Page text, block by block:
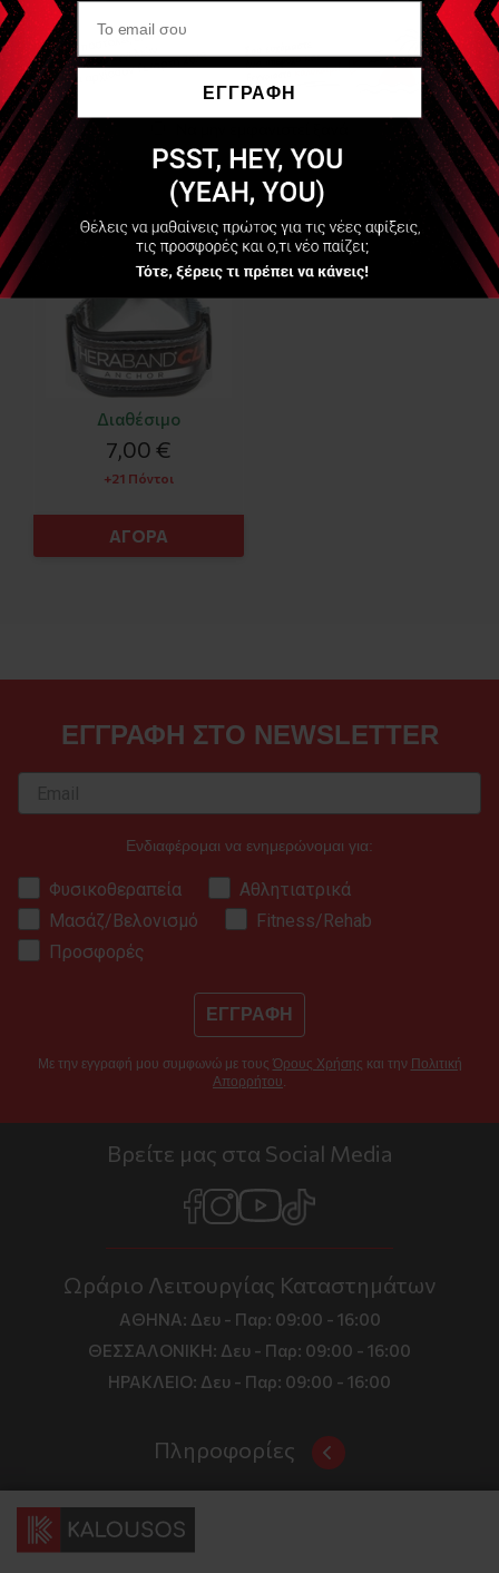
Είδες Πρόσφατα
THERABAND
Theraband CLX
Άγκιστρο ( CLX Door
Anchor)
Διαθέσιμο
7,00 €
+21 Πόντοι
ΑΓΟΡΑ
ΕΓΓΡΑΦΗ ΣΤΟ NEWSLETTER
Ενδιαφέρομαι να ενημερώνομαι για:
Φυσικοθεραπεία
Αθλητιατρικά
Μασάζ/Βελονισμό
Fitness/Rehab
Προσφορές
ΕΓΓΡΑΦΗ
Με την εγγραφή μου συμφωνώ με τους Όρους Χρήσης και την Πολιτική
Απορρήτου.
Βρείτε μας στα Social Media
Ωράριο Λειτουργίας Καταστημάτων
ΑΘΗΝΑ: Δευ - Παρ: 09:00 - 16:00
ΘΕΣΣΑΛΟΝΙΚΗ: Δευ - Παρ: 09:00 - 16:00
ΗΡΑΚΛΕΙΟ: Δευ - Παρ: 09:00 - 16:00
Πληροφορίες
Όροι και Προϋποθέσεις
Τιμές, Τρόποι Αποστολής και Πληρωμής
Πολιτική Απορρήτου
Επικοινωνία
Διεύθυνση
ΕΓΓΡΑΦΗ